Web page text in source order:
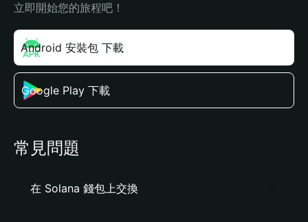
立即開始您的旅程吧！
Android 安裝包 下載
Google Play 下載
常見問題
在 Solana 錢包上交換